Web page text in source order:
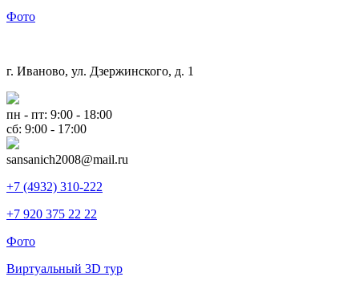
Фото
г. Иваново, ул. Дзержинского, д. 1
пн - пт: 9:00 - 18:00
сб: 9:00 - 17:00
sansanich2008@mail.ru
+7 (4932) 310-222
+7 920 375 22 22
Фото
Виртуальный 3D тур